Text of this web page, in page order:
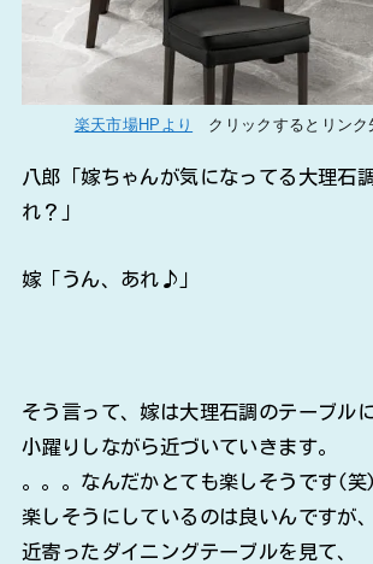
楽天市場HPより クリックするとリンク
八郎「嫁ちゃんが気になってる大理石
れ？」
嫁「うん、あれ♪」
そう言って、嫁は大理石調のテーブル
小躍りしながら近づいていきます。
。。。なんだかとても楽しそうです(笑)
楽しそうにしているのは良いんですが、
近寄ったダイニングテーブルを見て、